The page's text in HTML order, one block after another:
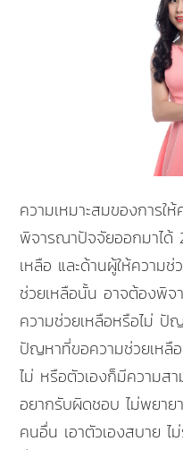
ความเหมาะสมของการใ
พิจารณาปัจจัยออกมาได้
เหลือ และด้านผู้ให้ความ
ช่วยเหลือนั้น อาจต้องพิ
ความช่วยเหลือหรือไม่ ปั
ปัญหาที่ขอความช่วยเหลื
ไม่ หรือตัวเองก็มีความส
อยากรับผิดชอบ ไม่พยาย
คนอื่น เอาตัวเองสบาย ไ